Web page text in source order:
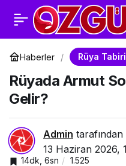
Haberler Rüya Tabiri
Rüyada Armut
Gelir?
Admin tarafından
13 Haziran 2026,
14dk, 6sn 1.525
Rüyada Armut Almak
Ne Anlama Gelir?